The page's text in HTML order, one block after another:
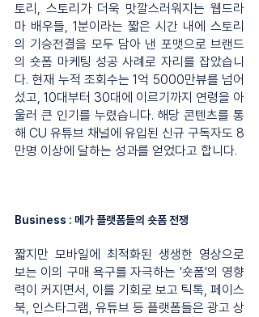
토리, 스토리가 더욱 맛깔스러워지는 웹드라
마 배우들, 1분이라는 짧은 시간 내에 스토리
의 기승전결을 모두 담아 낸 포맷으로 브랜드
의 숏폼 마케팅 성공 사례로 자리를 잡았습니
다. 현재 누적 조회수는 1억 5000만뷰를 넘어
섰고, 10대부터 30대에 이르기까지 연령을 아
울러 큰 인기를 누렸습니다. 해당 콘텐츠를 통
해 CU 유튜브 채널에 유입된 신규 구독자도 8
만명 이상에 달하는 성과를 얻었다고 합니다.
Business : 메가 플랫폼들의 숏폼 전쟁
짧지만 모바일에 최적화된 생생한 영상으로
보는 이의 구매 욕구를 자극하는 '숏폼'의 영향
력이 커지면서, 이를 기회로 보고 틱톡, 페이스
북, 인스타그램, 유튜브 등 플랫폼들은 광고 상